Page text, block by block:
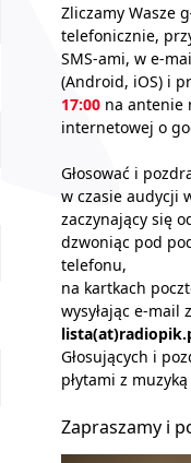
Zliczamy Wasze
telefonicznie,
SMS-ami, w e-
(Android, iOS) i
17:00 na antenie
internetowej o
Głosować i
w czasie audycji
zaczynający się
dzwoniąc pod
telefonu,
na kartkach
wysyłając e-mail
Głosujących i
płytami z
Zapraszamy i